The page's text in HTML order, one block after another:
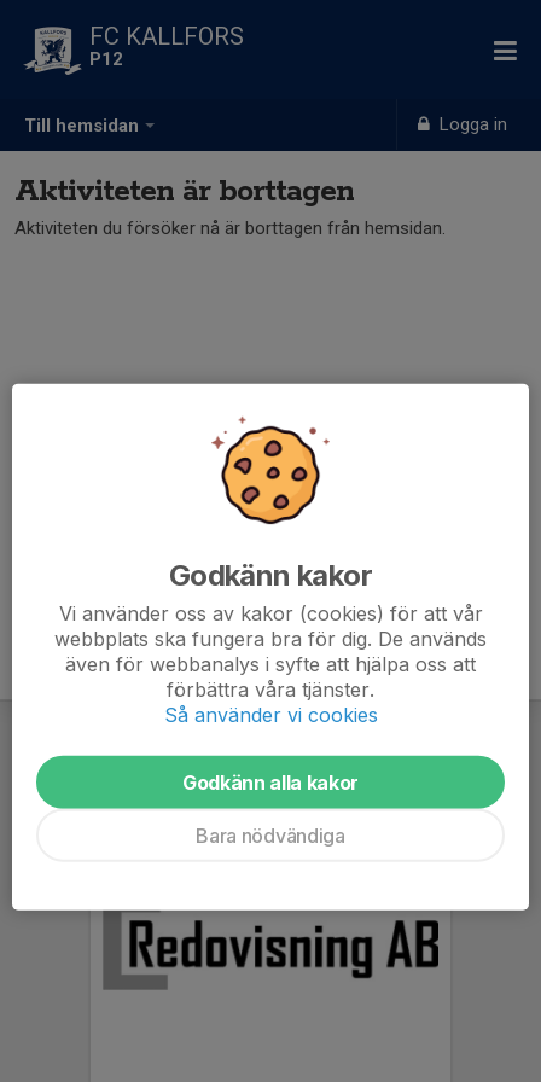
Till hemsidan Logga in
FC KALLFORS
P12
Aktiviteten är borttagen
Aktiviteten du försöker nå är borttagen från hemsidan.
Godkänn kakor
Vi använder oss av kakor (cookies) för att vår
webbplats ska fungera bra för dig. De används
även för webbanalys i syfte att hjälpa oss att
förbättra våra tjänster.
Så använder vi cookies
Godkänn alla kakor
Bara nödvändiga